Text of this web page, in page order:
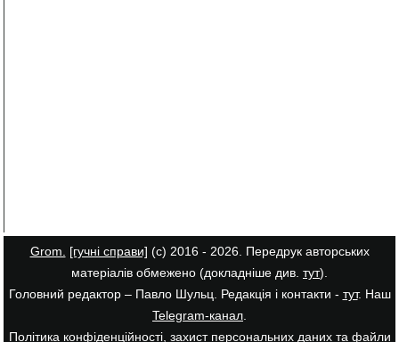
Grom. [гучні справи] (с) 2016 - 2026. Передрук авторських
матеріалів обмежено (докладніше див. тут).
Головний редактор – Павло Шульц. Редакція і контакти - тут. Наш
Telegram-канал.
Політика конфіденційності, захист персональних даних та файли